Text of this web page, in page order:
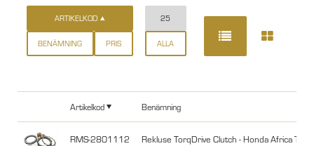
ARTIKELKOD
BENÄMNING PRIS
25
ALLA
Artikelkod Benämning
RMS-2801112 Rekluse TorqDrive Clutch - Honda Africa